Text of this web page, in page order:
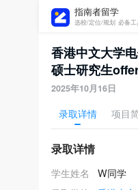
指南者留学
选校/定位/规划 必备工
香港中文大学
硕士研究生
2025年10月16日
录取详情 项目
录取详情
学生姓名
W同学